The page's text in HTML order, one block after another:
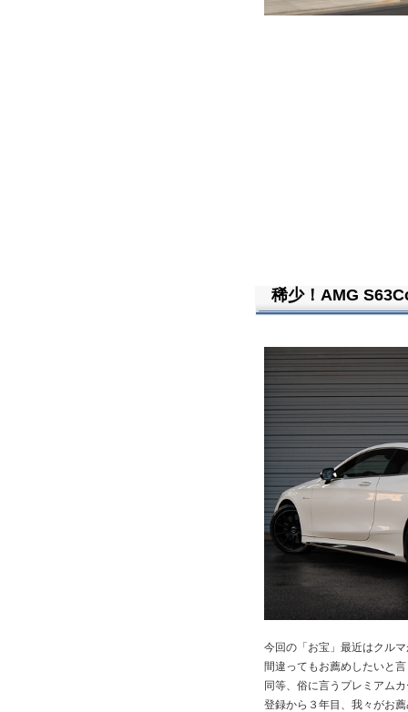
稀少！AMG
今回の「お宝」最近はクル
間違ってもお薦めしたいと
同等、俗に言うプレミアム
登録から３年目、我々がお